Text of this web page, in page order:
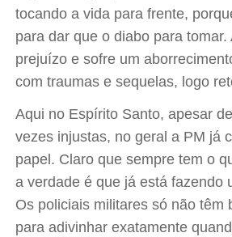
tocando a vida para frente,
para dar que o diabo para tomar.
prejuízo e sofre um
com traumas e sequelas, logo
Aqui no Espírito Santo, apesar
vezes injustas, no geral a PM já
papel. Claro que sempre tem o
a verdade é que já está fazendo
Os policiais militares só não têm
para adivinhar exatamente